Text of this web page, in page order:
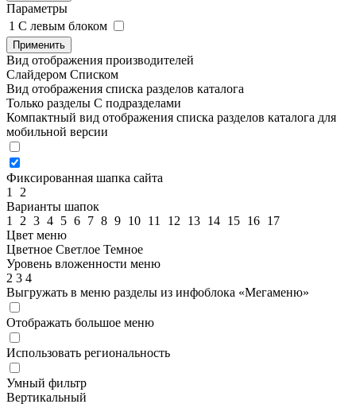
Параметры
1 C левым блоком
Применить
Вид отображения производителей
Слайдером Списком
Вид отображения списка разделов каталога
Только разделы С подразделами
Компактный вид отображения списка разделов каталога для
мобильной версии
Фиксированная шапка сайта
1
2
Варианты шапок
1
2 3 4 5 6 7 8 9 10 11 12 13 14 15 16 17
Цвет меню
Цветное Светлое Темное
Уровень вложенности меню
2 3 4
Выгружать в меню разделы из инфоблока «Мегаменю»
Отображать большое меню
Использовать региональность
Умный фильтр
Вертикальный